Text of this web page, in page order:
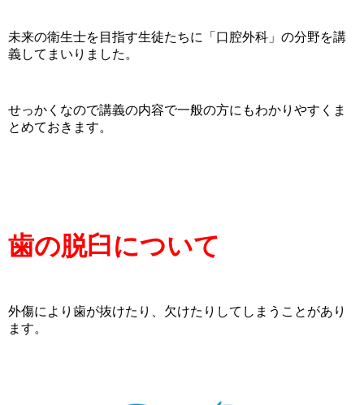
未来の衛生士を目指す生徒たちに「口腔外科」の分野を講
義してまいりました。
せっかくなので講義の内容で一般の方にもわかりやすくま
とめておきます。
歯の脱臼について
外傷により歯が抜けたり、欠けたりしてしまうことがあり
ます。